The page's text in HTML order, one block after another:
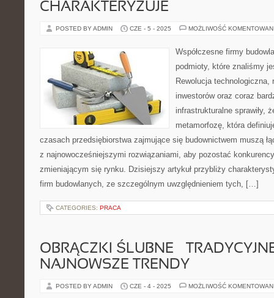
CHARAKTERYZUJE
POSTED BY ADMIN CZE - 5 - 2025 MOŻLIWOŚĆ
Współczesne firmy
podmioty, które znaliśmy
Rewolucja technologiczna,
inwestorów oraz coraz
infrastrukturalne sprawiły,
metamorfozę, która
czasach przedsiębiorstwa zajmujące się budownictwem muszą
z najnowocześniejszymi rozwiązaniami, aby pozostać
zmieniającym się rynku. Dzisiejszy artykuł przybliży
firm budowlanych, ze szczególnym uwzględnieniem tych, […]
CATEGORIES: PRACA
OBRĄCZKI ŚLUBNE –
NAJNOWSZE TRENDY
POSTED BY ADMIN CZE - 4 - 2025 MOŻLIWOŚĆ